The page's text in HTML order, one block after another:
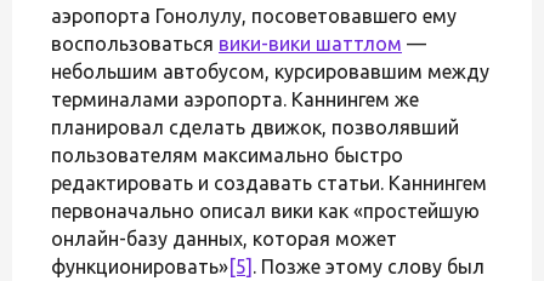
аэропорта Гонолулу, посоветовавшего ему
воспользоваться вики-вики шаттлом —
небольшим автобусом, курсировавшим между
терминалами аэропорта. Каннингем же
планировал сделать движок, позволявший
пользователям максимально быстро
редактировать и создавать статьи. Каннингем
первоначально описал вики как «простейшую
онлайн-базу данных, которая может
функционировать»[5] . Позже этому слову был